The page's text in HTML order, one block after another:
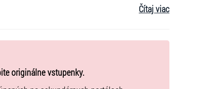
Čítaj viac
originálne vstupenky.